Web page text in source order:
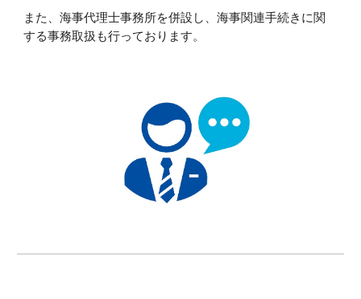
また、海事代理士事務所を併設し、海事関連手続きに関
する事務取扱も行っております。